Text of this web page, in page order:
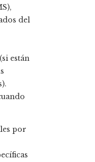
del
(si están
por